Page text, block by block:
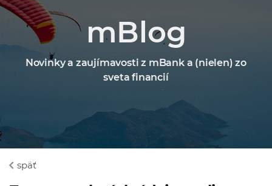
mBlog
Novinky a zaujímavosti z mBank a (nielen) zo
sveta financií
späť